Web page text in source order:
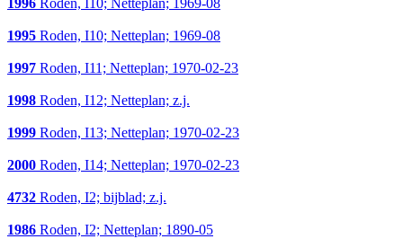
1996 Roden, I10; Netteplan; 1969-08
1995 Roden, I10; Netteplan; 1969-08
1997 Roden, I11; Netteplan; 1970-02-23
1998 Roden, I12; Netteplan; z.j.
1999 Roden, I13; Netteplan; 1970-02-23
2000 Roden, I14; Netteplan; 1970-02-23
4732 Roden, I2; bijblad; z.j.
1986 Roden, I2; Netteplan; 1890-05